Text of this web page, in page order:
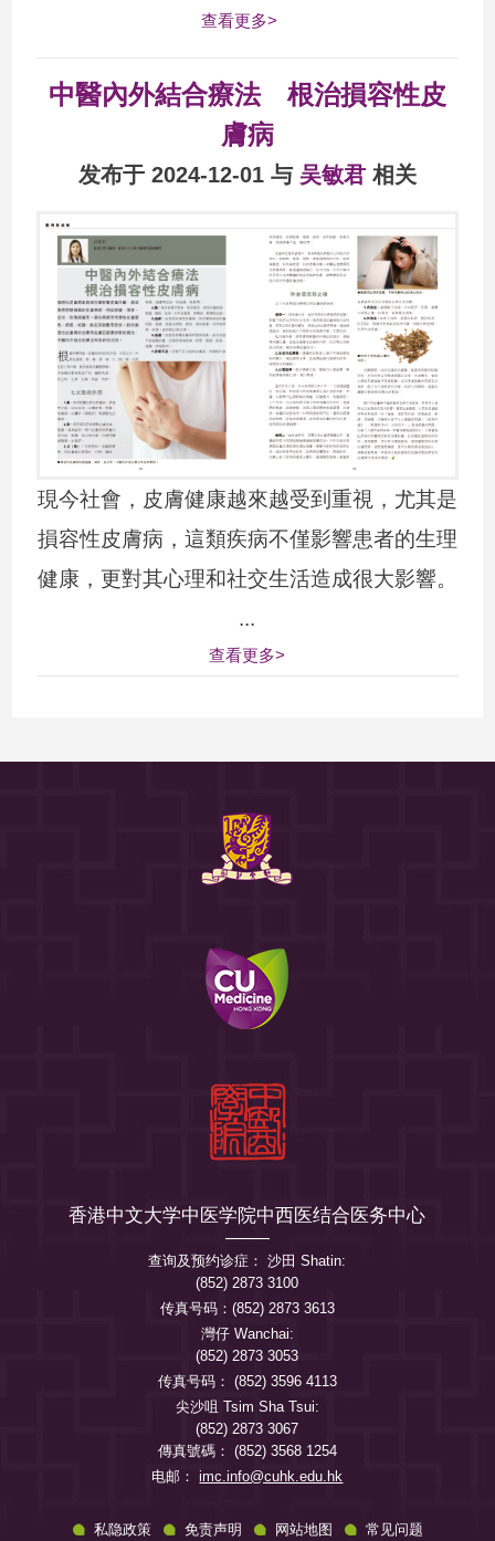
扰，究竟中医如何从根本调理这类反复发作
查看更多>
中醫內外結合療法 根治損容性皮
膚病
发布于 2024-12-01 与 吴敏君 相关
現今社會，皮膚健康越來越受到重視，尤其是
損容性皮膚病，這類疾病不僅影響患者的生理
健康，更對其心理和社交生活造成很大影響。
...
查看更多>
香港中文大学中医学院中西医结合医务中心
查询及预约诊症： 沙田 Shatin:
(852) 2873 3100
传真号码：(852) 2873 3613
灣仔 Wanchai:
(852) 2873 3053
传真号码： (852) 3596 4113
尖沙咀 Tsim Sha Tsui:
(852) 2873 3067
傳真號碼： (852) 3568 1254
电邮：imc.info@cuhk.edu.hk
私隐政策 免责声明 网站地图 常见问题